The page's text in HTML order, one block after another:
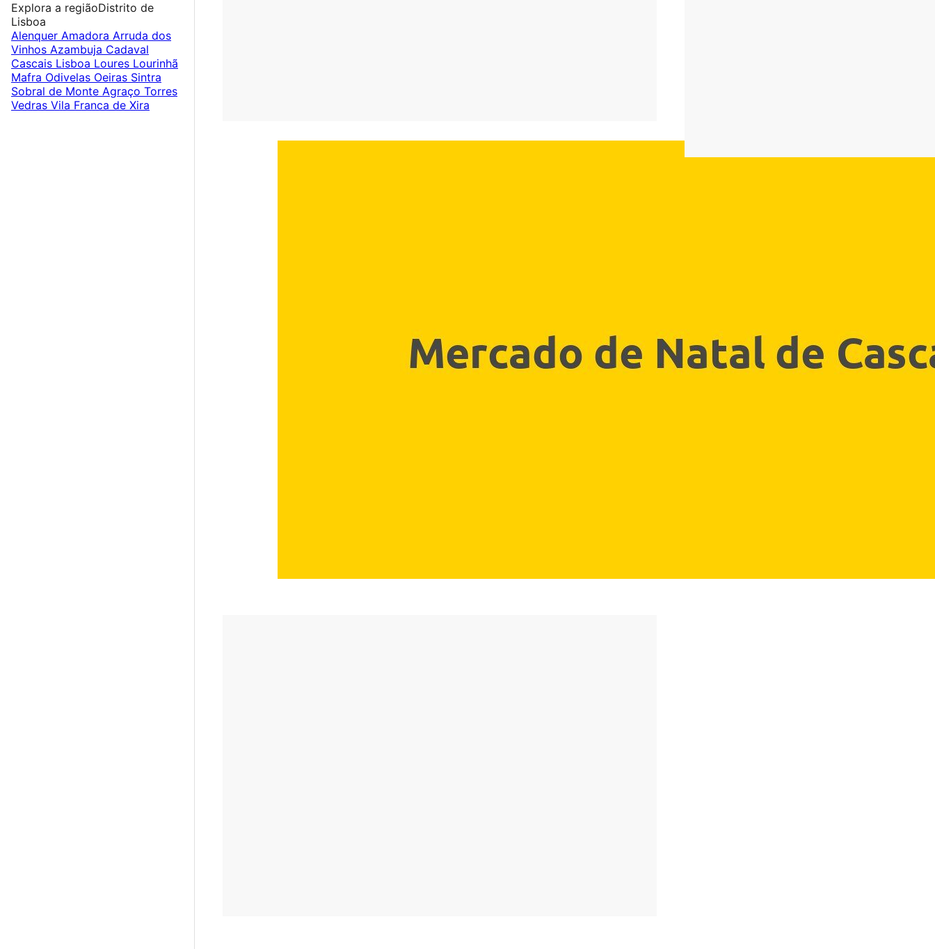
Explora a regiãoDistrito de
Lisboa
Alenquer Amadora Arruda dos
Vinhos Azambuja Cadaval
Cascais Lisboa Loures Lourinhã
Mafra Odivelas Oeiras Sintra
Sobral de Monte Agraço Torres
Vedras Vila Franca de Xira